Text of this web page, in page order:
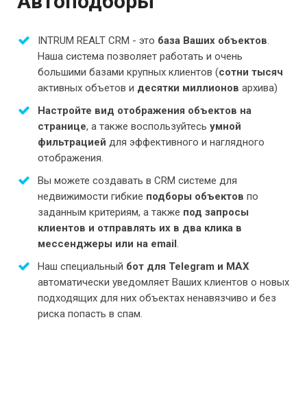
INTRUM REALT CRM - это база Ваших объектов.
Наша система позволяет работать и очень
большими базами крупных клиентов (сотни тысяч
активных объетов и десятки миллионов архива)
Настройте вид отображения объектов на
странице, а также воспользуйтесь умной
фильтрацией для эффективного и наглядного
отображения.
Вы можете создавать в CRM системе для
недвижимости гибкие подборы объектов по
заданным критериям, а также под запросы
клиентов и отправлять их в два клика в
мессенджеры или на email.
Наш специальный бот для Telegram и MAX
автоматически уведомляет Ваших клиентов о новых
подходящих для них объектах ненавязчиво и без
риска попасть в спам.